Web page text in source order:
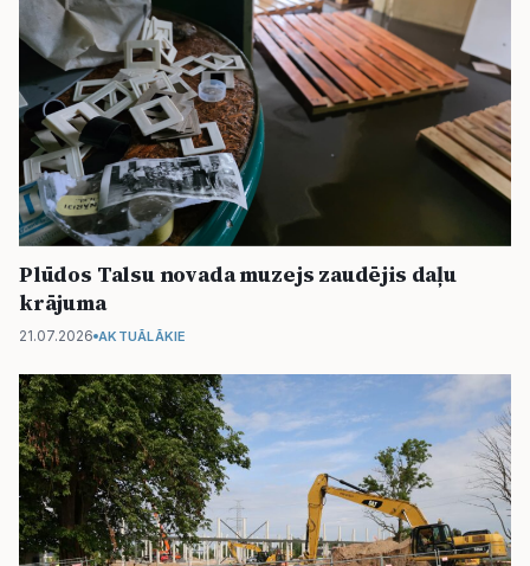
Plūdos Talsu novada muzejs zaudējis daļu
krājuma
21.07.2026 AKTUĀLĀKIE